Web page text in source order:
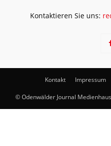
Kontaktieren Sie uns:
Kontakt Impressum
© Odenwälder Journal